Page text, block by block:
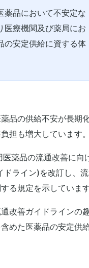
薬品において不安定な
医療機関及び薬局にお
の安定供給に資する体
品の供給不安が長期
担も増大しています。
薬品の流通改善に向
ライン)を改訂し、
る規定を示しています
改善ガイドラインの
めた医薬品の安定供